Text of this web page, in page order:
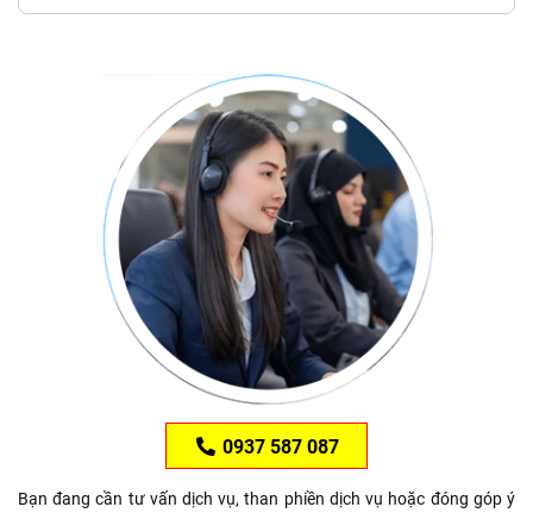
0937 587 087
Bạn đang cần tư vấn dịch vụ, than phiền dịch vụ hoặc đóng góp ý